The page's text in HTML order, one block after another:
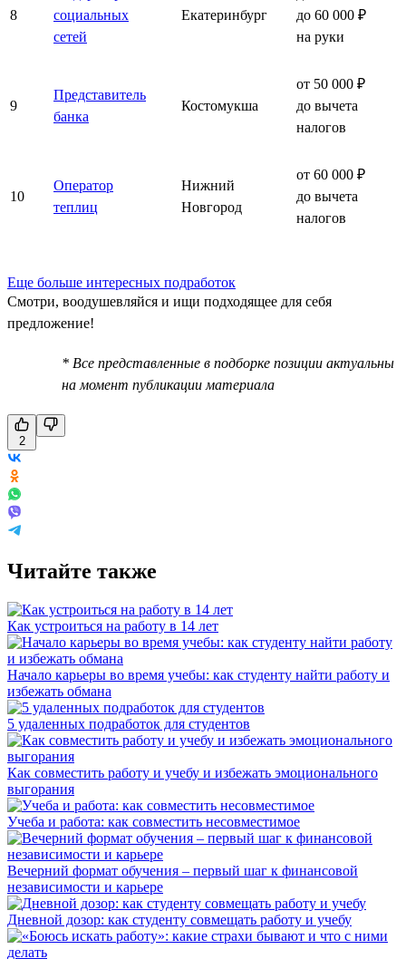
8
социальных
сетей
Екатеринбург
до 60 000 ₽
на руки
9
Представитель
банка
Костомукша
от 50 000 ₽
до вычета
налогов
10
Оператор
теплиц
Нижний
Новгород
от 60 000 ₽
до вычета
налогов
Еще больше интересных подработок
Смотри, воодушевляйся и ищи подходящее для себя
предложение!
* Все представленные в подборке позиции актуальны
на момент публикации материала
2
Читайте также
Как устроиться на работу в 14 лет
Начало карьеры во время учебы: как студенту найти работу и
избежать обмана
5 удаленных подработок для студентов
Как совместить работу и учебу и избежать эмоционального
выгорания
Учеба и работа: как совместить несовместимое
Вечерний формат обучения – первый шаг к финансовой
независимости и карьере
Дневной дозор: как студенту совмещать работу и учебу